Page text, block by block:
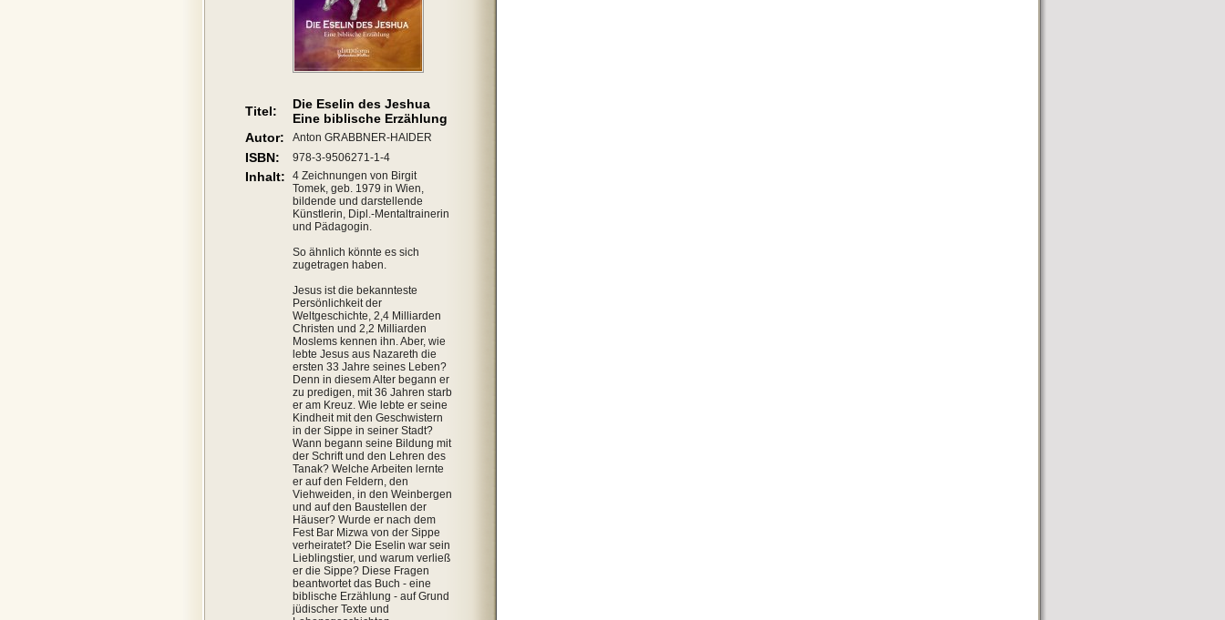
Titel:
Die Eselin des Jeshua
Eine biblische Erzählung
Autor:
Anton GRABBNER-HAIDER
ISBN: 978-3-9506271-1-4
Inhalt:
4 Zeichnungen von Birgit
Tomek, geb. 1979 in Wien,
bildende und darstellende
Künstlerin, Dipl.-Mentaltrainerin
und Pädagogin.
So ähnlich könnte es sich
zugetragen haben.
Jesus ist die bekannteste
Persönlichkeit der
Weltgeschichte, 2,4 Milliarden
Christen und 2,2 Milliarden
Moslems kennen ihn. Aber, wie
lebte Jesus aus Nazareth die
ersten 33 Jahre seines Leben?
Denn in diesem Alter begann er
zu predigen, mit 36 Jahren starb
er am Kreuz. Wie lebte er seine
Kindheit mit den Geschwistern
in der Sippe in seiner Stadt?
Wann begann seine Bildung mit
der Schrift und den Lehren des
Tanak? Welche Arbeiten lernte
er auf den Feldern, den
Viehweiden, in den Weinbergen
und auf den Baustellen der
Häuser? Wurde er nach dem
Fest Bar Mizwa von der Sippe
verheiratet? Die Eselin war sein
Lieblingstier, und warum verließ
er die Sippe? Diese Fragen
beantwortet das Buch - eine
biblische Erzählung - auf Grund
jüdischer Texte und